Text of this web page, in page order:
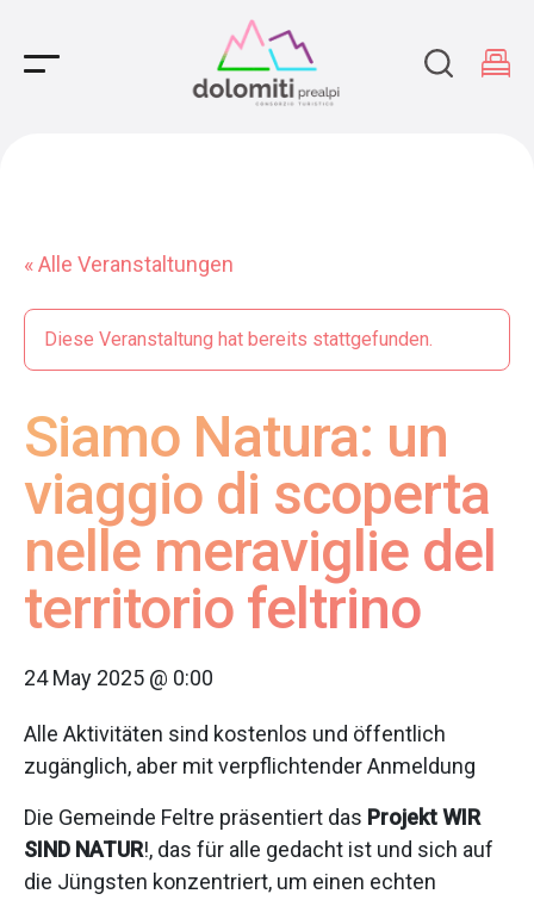
Main Navigation
« Alle Veranstaltungen
Diese Veranstaltung hat bereits stattgefunden.
Siamo Natura: un
viaggio di scoperta
nelle meraviglie del
territorio feltrino
24 May 2025 @ 0:00
Alle Aktivitäten sind kostenlos und öffentlich
zugänglich, aber mit verpflichtender Anmeldung
Die Gemeinde Feltre präsentiert das Projekt WIR
SIND NATUR!, das für alle gedacht ist und sich auf
die Jüngsten konzentriert, um einen echten